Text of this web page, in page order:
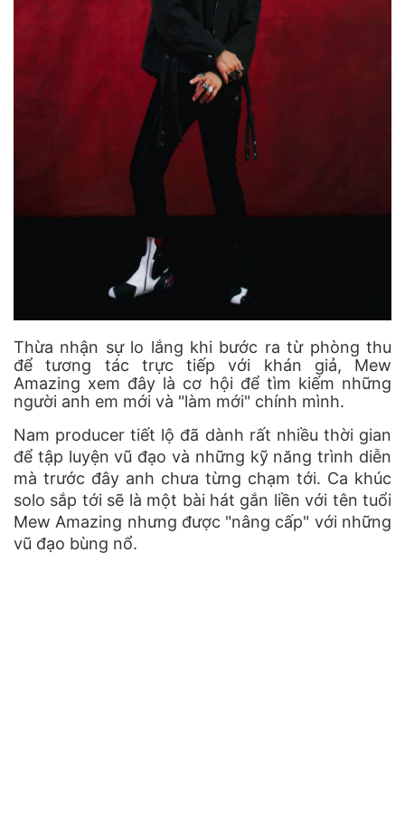
Thừa nhận sự lo lắng khi bước ra từ phòng thu
để tương tác trực tiếp với khán giả, Mew
Amazing xem đây là cơ hội để tìm kiếm những
người anh em mới và "làm mới" chính mình.
Nam producer tiết lộ đã dành rất nhiều thời gian
để tập luyện vũ đạo và những kỹ năng trình diễn
mà trước đây anh chưa từng chạm tới. Ca khúc
solo sắp tới sẽ là một bài hát gắn liền với tên tuổi
Mew Amazing nhưng được "nâng cấp" với những
vũ đạo bùng nổ.